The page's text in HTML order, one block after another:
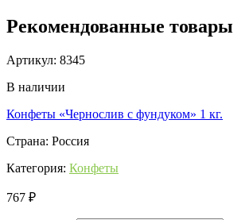
Рекомендованные товары
Артикул: 8345
В наличии
Конфеты «Чернослив с фундуком» 1 кг.
Страна: Россия
Категория: Конфеты
767 ₽